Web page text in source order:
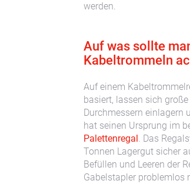
werden.
Auf was sollte
Kabeltrommeln
Auf einem
basiert, lassen sich
Durchmessern einlagern
hat seinen Ursprung im
Palettenregal . Das
Tonnen Lagergut sicher
Befüllen und Leeren der
Gabelstapler problemlos